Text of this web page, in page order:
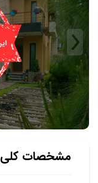
مشخصات کلی